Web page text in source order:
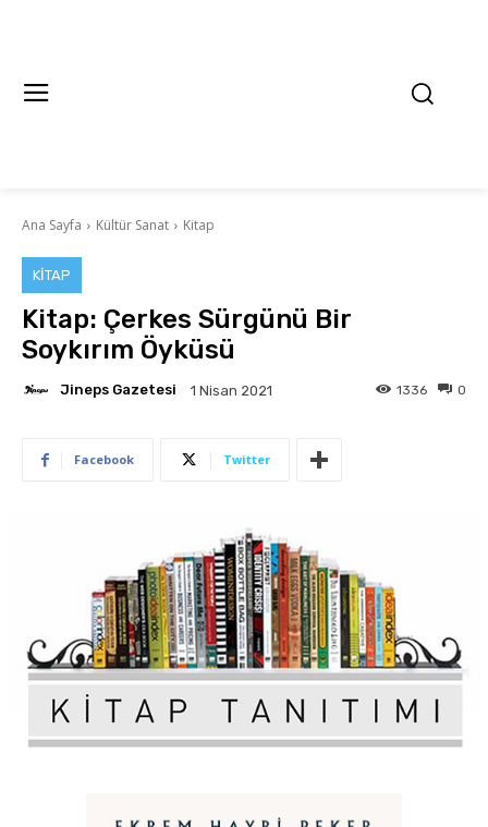
Ana Sayfa Kültür Sanat Kitap
KITAP
Kitap: Çerkes Sürgünü Bir
Soykırım Öyküsü
Jineps Gazetesi 1 Nisan 2021 0
1336
Facebook Twitter